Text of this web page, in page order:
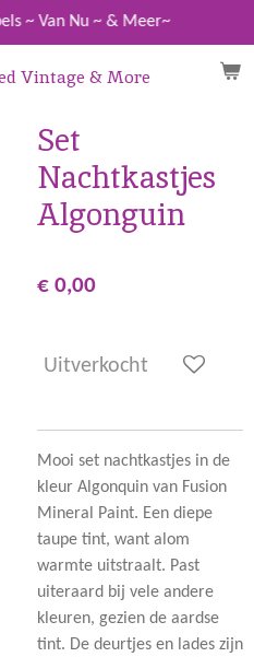
Vintage & More
~ Van Nu ~ & Meer~
Set
Nachtkastjes
Algonguin
€ 0,00
Uitverkocht
Mooi set nachtkastjes in de
kleur Algonquin van Fusion
Mineral Paint. Een diepe
taupe tint, want alom
warmte uitstraalt. Past
uiteraard bij vele andere
kleuren, gezien de aardse
tint. De deurtjes en lades zijn